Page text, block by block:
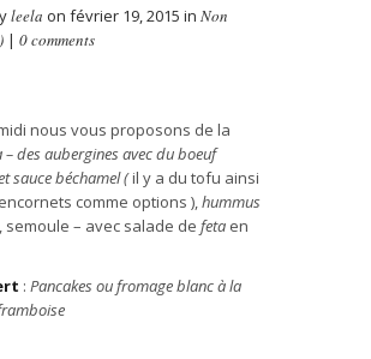
leela on février 19, 2015 in Non
| 0 comments
nous vous proposons de la
– des aubergines avec du boeuf
sauce béchamel (il y a du tofu ainsi
comme options ),hummus
semoule – avec salade de feta en
: Pancakes ou fromage blancàla